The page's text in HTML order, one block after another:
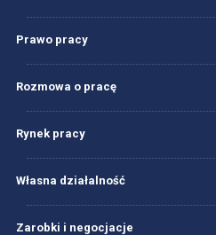
Prawo pracy
Rozmowa o pracę
Rynek pracy
Własna działalność
Zarobki i negocjacje